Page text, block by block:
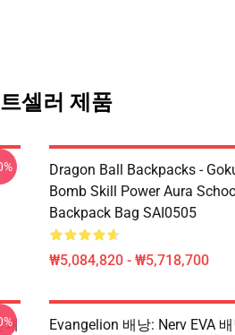
셀러 제품
Dragon Ball Backpacks -
Bomb Skill Power Aura
Backpack Bag SAI0505
₩5,084,820 - ₩5,718,700
쇄
Evangelion 배낭: Nerv EVA